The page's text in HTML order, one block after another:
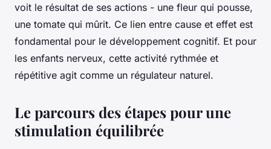
voit le résultat de ses actions - une fleur qui pousse,
une tomate qui mûrit. Ce lien entre cause et effet est
fondamental pour le développement cognitif. Et pour
les enfants nerveux, cette activité rythmée et
répétitive agit comme un régulateur naturel.
Le parcours des étapes pour une
stimulation équilibrée